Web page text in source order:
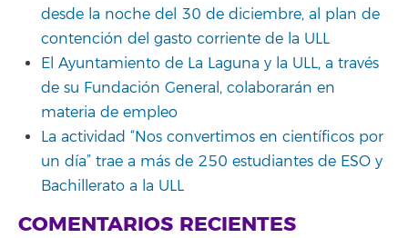
desde la noche del 30 de diciembre, al plan de
contención del gasto corriente de la ULL
El Ayuntamiento de La Laguna y la ULL, a través
de su Fundación General, colaborarán en
materia de empleo
La actividad “Nos convertimos en científicos por
un día” trae a más de 250 estudiantes de ESO y
Bachillerato a la ULL
COMENTARIOS RECIENTES